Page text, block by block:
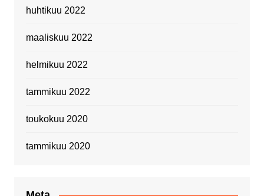
huhtikuu 2022
maaliskuu 2022
helmikuu 2022
tammikuu 2022
toukokuu 2020
tammikuu 2020